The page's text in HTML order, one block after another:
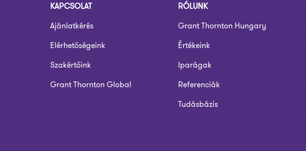
KAPCSOLAT
Ajánlatkérés
Elérhetőségeink
Szakértőink
Grant Thornton Global
RÓLUNK
Grant Thornton Hungary
Értékeink
Iparágak
Referenciák
Tudásbázis